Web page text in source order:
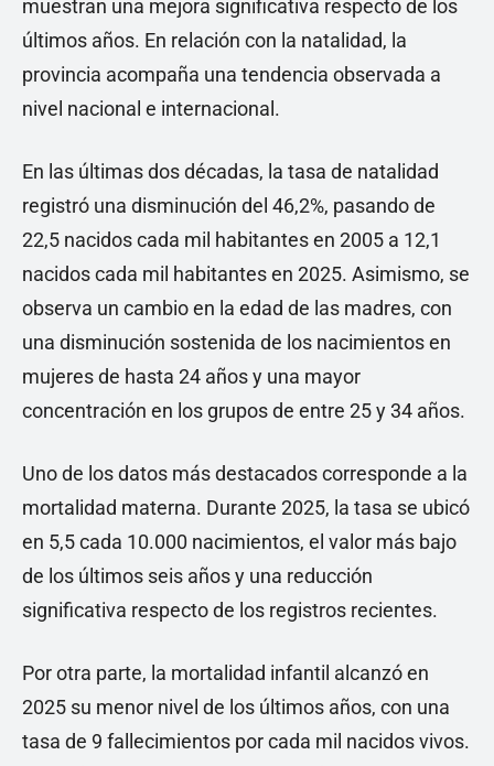
muestran una mejora significativa respecto de los
últimos años. En relación con la natalidad, la
provincia acompaña una tendencia observada a
nivel nacional e internacional.
En las últimas dos décadas, la tasa de natalidad
registró una disminución del 46,2%, pasando de
22,5 nacidos cada mil habitantes en 2005 a 12,1
nacidos cada mil habitantes en 2025. Asimismo, se
observa un cambio en la edad de las madres, con
una disminución sostenida de los nacimientos en
mujeres de hasta 24 años y una mayor
concentración en los grupos de entre 25 y 34 años.
Uno de los datos más destacados corresponde a la
mortalidad materna. Durante 2025, la tasa se ubicó
en 5,5 cada 10.000 nacimientos, el valor más bajo
de los últimos seis años y una reducción
significativa respecto de los registros recientes.
Por otra parte, la mortalidad infantil alcanzó en
2025 su menor nivel de los últimos años, con una
tasa de 9 fallecimientos por cada mil nacidos vivos.